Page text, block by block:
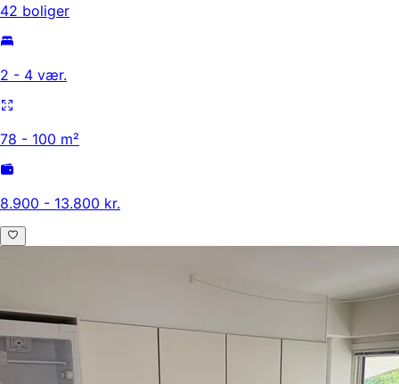
42 boliger
2 - 4 vær.
78 - 100 m²
8.900 - 13.800 kr.